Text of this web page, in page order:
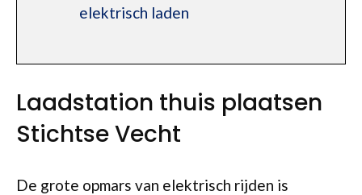
elektrisch laden
Laadstation thuis plaatsen
Stichtse Vecht
De grote opmars van elektrisch rijden is